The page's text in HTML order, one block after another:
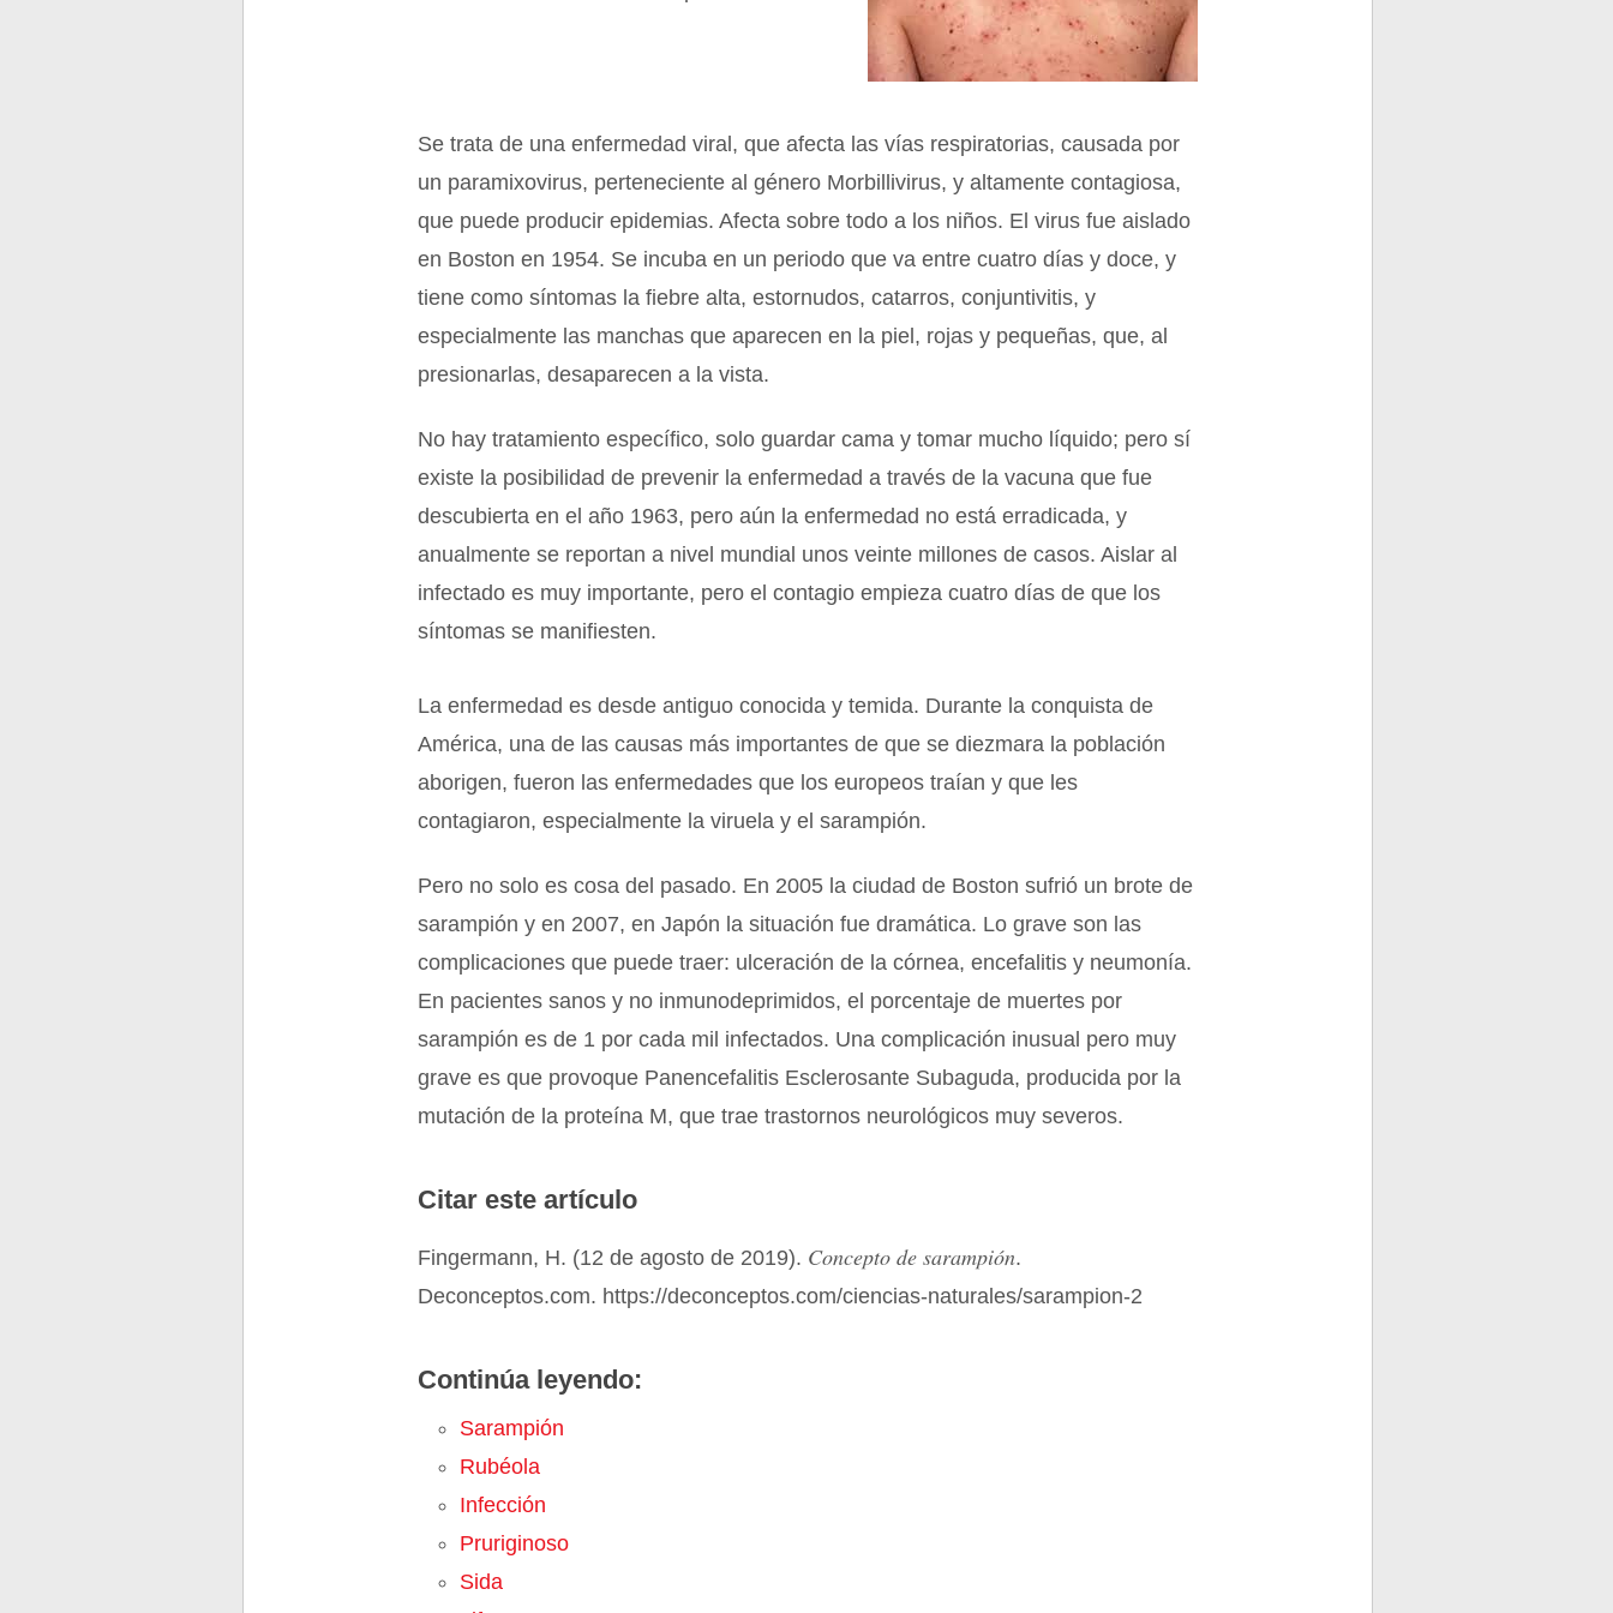
Se trata de una enfermedad viral, que afecta las vías respiratorias, causada por
un paramixovirus, perteneciente al género Morbillivirus, y altamente contagiosa,
que puede producir epidemias. Afecta sobre todo a los niños. El virus fue aislado
en Boston en 1954. Se incuba en un periodo que va entre cuatro días y doce, y
tiene como síntomas la fiebre alta, estornudos, catarros, conjuntivitis, y
especialmente las manchas que aparecen en la piel, rojas y pequeñas, que, al
presionarlas, desaparecen a la vista.
No hay tratamiento específico, solo guardar cama y tomar mucho líquido; pero sí
existe la posibilidad de prevenir la enfermedad a través de la vacuna que fue
descubierta en el año 1963, pero aún la enfermedad no está erradicada, y
anualmente se reportan a nivel mundial unos veinte millones de casos. Aislar al
infectado es muy importante, pero el contagio empieza cuatro días de que los
síntomas se manifiesten.
La enfermedad es desde antiguo conocida y temida. Durante la conquista de
América, una de las causas más importantes de que se diezmara la población
aborigen, fueron las enfermedades que los europeos traían y que les
contagiaron, especialmente la viruela y el sarampión.
Pero no solo es cosa del pasado. En 2005 la ciudad de Boston sufrió un brote de
sarampión y en 2007, en Japón la situación fue dramática. Lo grave son las
complicaciones que puede traer: ulceración de la córnea, encefalitis y neumonía.
En pacientes sanos y no inmunodeprimidos, el porcentaje de muertes por
sarampión es de 1 por cada mil infectados. Una complicación inusual pero muy
grave es que provoque Panencefalitis Esclerosante Subaguda, producida por la
mutación de la proteína M, que trae trastornos neurológicos muy severos.
Citar este artículo
Fingermann, H. (12 de agosto de 2019). Concepto de sarampión.
Deconceptos.com. https://deconceptos.com/ciencias-naturales/sarampion-2
Continúa leyendo:
Sarampión
Rubéola
Infección
Pruriginoso
Sida